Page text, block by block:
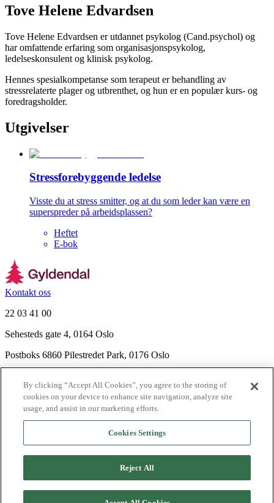
Tove Helene Edvardsen
Tove Helene Edvardsen er utdannet psykolog (Cand.psychol) og
har omfattende erfaring som organisasjonspsykolog,
ledelseskonsulent og klinisk psykolog.
Hennes spesialkompetanse som terapeut er behandling av
stressrelaterte plager og utbrenthet, og hun er en populær kurs- og
foredragsholder.
Utgivelser
Stressforebyggende ledelse
Visste du at stress smitter, og at du som leder kan være en
superspreder på arbeidsplassen?
Heftet
E-bok
Kontakt oss
22 03 41 00
Sehesteds gate 4, 0164 Oslo
Postboks 6860 Pilestredet Park, 0176 Oslo
Nyhetsbrev
Ledige stillinger
Send inn manus
Agency
By clicking “Accept All Cookies”, you agree to the storing of
cookies on your device to enhance site navigation, analyze site
usage, and assist in our marketing efforts.
Cookies Settings
Reject All